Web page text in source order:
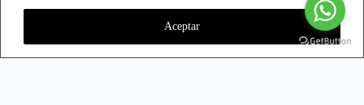
Aceptar
Copyright © 2021 all rights reserved - Vialmotor